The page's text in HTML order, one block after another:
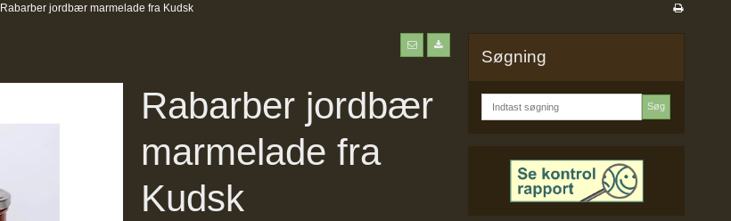
Rabarber jordbær marmelade fra Kudsk
Rabarber jordbær
marmelade fra
Kudsk
Søgning
Søg